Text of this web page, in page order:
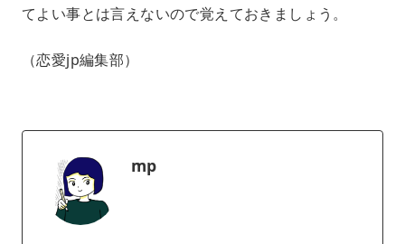
てよい事とは言えないので覚えておきましょう。
（恋愛jp編集部）
mp